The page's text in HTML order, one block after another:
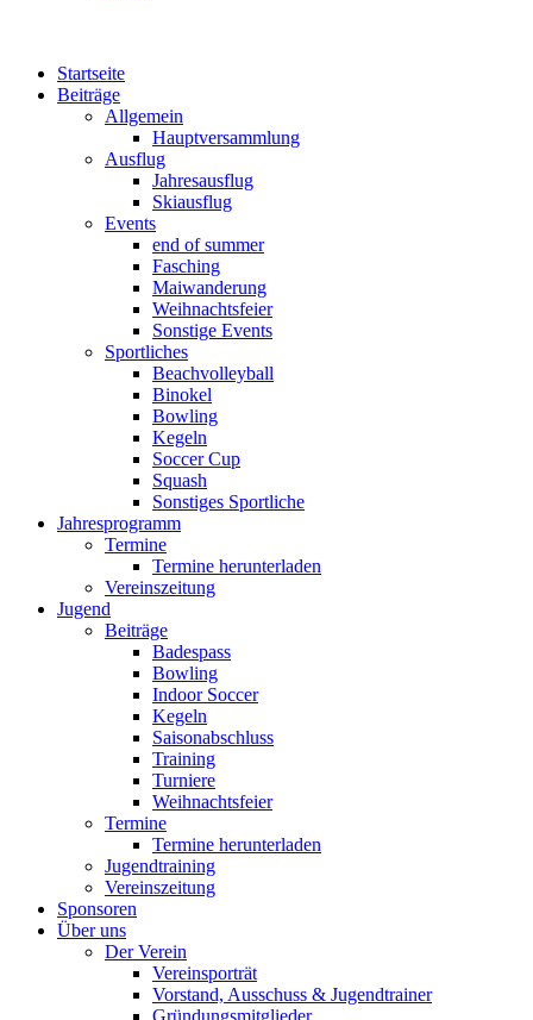
Startseite
Beiträge
Allgemein
Hauptversammlung
Ausflug
Jahresausflug
Skiausflug
Events
end of summer
Fasching
Maiwanderung
Weihnachtsfeier
Sonstige Events
Sportliches
Beachvolleyball
Binokel
Bowling
Kegeln
Soccer Cup
Squash
Sonstiges Sportliche
Jahresprogramm
Termine
Termine herunterladen
Vereinszeitung
Jugend
Beiträge
Badespass
Bowling
Indoor Soccer
Kegeln
Saisonabschluss
Training
Turniere
Weihnachtsfeier
Termine
Termine herunterladen
Jugendtraining
Vereinszeitung
Sponsoren
Über uns
Der Verein
Vereinsporträt
Vorstand, Ausschuss & Jugendtrainer
Gründungsmitglieder